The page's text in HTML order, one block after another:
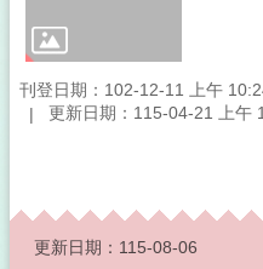
刊登日期：102-12-11 上午
更新日期：115-04-21 上午
:::
更新日期： 115-08-06